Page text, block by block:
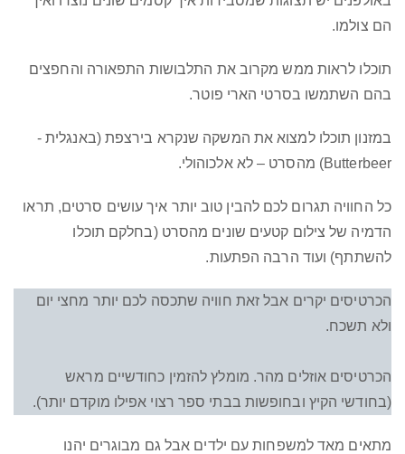
הם צולמו.
תוכלו לראות ממש מקרוב את התלבושות התפאורה והחפצים
בהם השתמשו בסרטי הארי פוטר.
במזנון תוכלו למצוא את המשקה שנקרא בירצפת (באנגלית -
Butterbeer) מהסרט – לא אלכוהולי.
כל החוויה תגרום לכם להבין טוב יותר איך עושים סרטים, תראו
הדמיה של צילום קטעים שונים מהסרט (בחלקם תוכלו
להשתתף) ועוד הרבה הפתעות.
הכרטיסים יקרים אבל זאת חוויה שתכסה לכם יותר מחצי יום
ולא תשכח.
הכרטיסים אוזלים מהר. מומלץ להזמין כחודשיים מראש
(בחודשי הקיץ ובחופשות בבתי ספר רצוי אפילו מוקדם יותר).
מתאים מאד למשפחות עם ילדים אבל גם מבוגרים יהנו